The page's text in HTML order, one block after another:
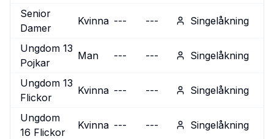
Senior
Damer
Kvinna --- --- Singelåkning
Ungdom 13
Pojkar
Man --- --- Singelåkning
Ungdom 13
Flickor
Kvinna --- --- Singelåkning
Ungdom
16 Flickor
Kvinna --- --- Singelåkning